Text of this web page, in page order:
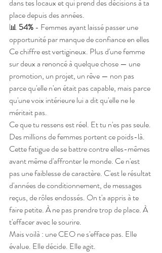
dans tes locaux et qui prend des décisions à ta
place depuis des années.
📊 54% - Femmes ayant laissé passer une
opportunité par manque de confiance en elles
Ce chiffre est vertigineux. Plus d'une femme
sur deux a renoncé à quelque chose — une
promotion, un projet, un rêve — non pas
parce qu'elle n'en était pas capable, mais parce
qu'une voix intérieure lui a dit qu'elle ne le
méritait pas.
Ce que tu ressens est réel. Et tu n'es pas seule.
Des millions de femmes portent ce poids-là.
Cette fatigue de se battre contre elles-mêmes
avant même d'affronter le monde. Ce n'est
pas une faiblesse de caractère. C'est le résultat
d'années de conditionnement, de messages
reçus, de rôles endossés. On t'a appris à te
faire petite. À ne pas prendre trop de place. À
t'effacer avec le sourire.
Mais voilà : une CEO ne s'efface pas. Elle
évalue. Elle décide. Elle agit.